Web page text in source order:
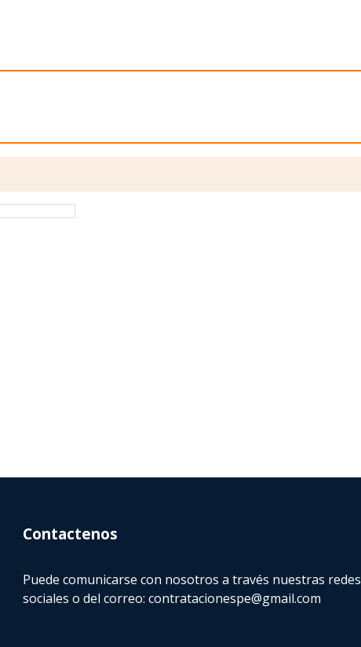
Contactenos
Puede comunicarse con nosotros a través nuestras redes
sociales o del correo:contratacionespe@gmail.com